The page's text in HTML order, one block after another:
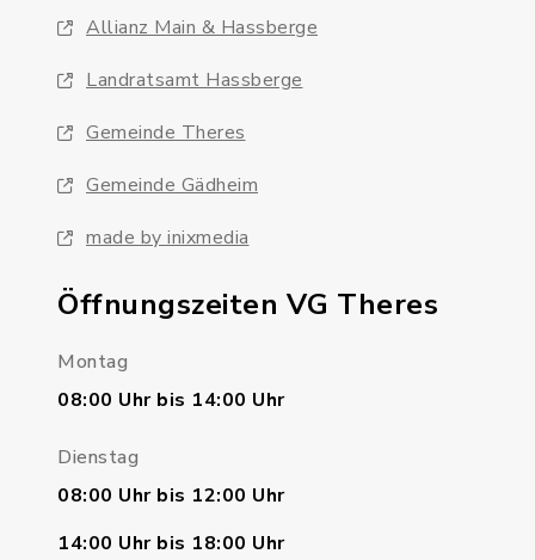
Allianz Main & Hassberge
Landratsamt Hassberge
Gemeinde Theres
Gemeinde Gädheim
made by inixmedia
Öffnungszeiten VG Theres
Montag
08:00 Uhr bis 14:00 Uhr
Dienstag
08:00 Uhr bis 12:00 Uhr
14:00 Uhr bis 18:00 Uhr